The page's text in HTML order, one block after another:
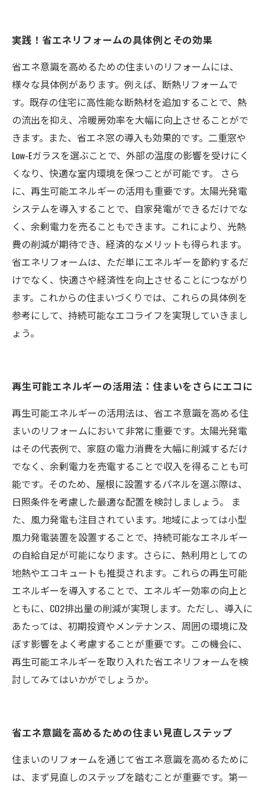
実践！省エネリフォームの具体例とその効果
省エネ意識を高めるための住まいのリフォームには、
様々な具体例があります。例えば、断熱リフォームで
す。既存の住宅に高性能な断熱材を追加することで、熱
の流出を抑え、冷暖房効率を大幅に向上させることがで
きます。また、省エネ窓の導入も効果的です。二重窓や
Low-Eガラスを選ぶことで、外部の温度の影響を受けにく
くなり、快適な室内環境を保つことが可能です。 さら
に、再生可能エネルギーの活用も重要です。太陽光発電
システムを導入することで、自家発電ができるだけでな
く、余剰電力を売ることもできます。これにより、光熱
費の削減が期待でき、経済的なメリットも得られます。
省エネリフォームは、ただ単にエネルギーを節約するだ
けでなく、快適さや経済性を向上させることにつながり
ます。これからの住まいづくりでは、これらの具体例を
参考にして、持続可能なエコライフを実現していきまし
ょう。
再生可能エネルギーの活用法：住まいをさらにエコに
再生可能エネルギーの活用法は、省エネ意識を高める住
まいのリフォームにおいて非常に重要です。太陽光発電
はその代表例で、家庭の電力消費を大幅に削減するだけ
でなく、余剰電力を売電することで収入を得ることも可
能です。そのため、屋根に設置するパネルを選ぶ際は、
日照条件を考慮した最適な配置を検討しましょう。 ま
た、風力発電も注目されています。地域によっては小型
風力発電装置を設置することで、持続可能なエネルギー
の自給自足が可能になります。さらに、熱利用としての
地熱やエコキュートも推奨されます。これらの再生可能
エネルギーを導入することで、エネルギー効率の向上と
ともに、CO2排出量の削減が実現します。ただし、導入に
あたっては、初期投資やメンテナンス、周囲の環境に及
ぼす影響をよく考慮することが重要です。この機会に、
再生可能エネルギーを取り入れた省エネリフォームを検
討してみてはいかがでしょうか。
省エネ意識を高めるための住まい見直しステップ
住まいのリフォームを通じて省エネ意識を高めるために
は、まず見直しのステップを踏むことが重要です。第一